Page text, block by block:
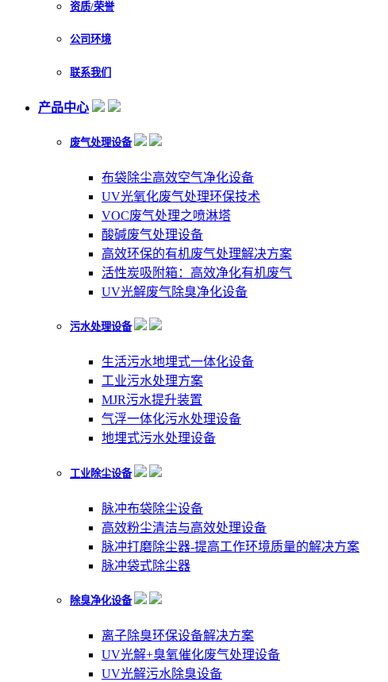
资质/荣誉
公司环境
联系我们
产品中心
废气处理设备
布袋除尘高效空气净化设备
UV光氧化废气处理环保技术
VOC废气处理之喷淋塔
酸碱废气处理设备
高效环保的有机废气处理解决方案
活性炭吸附箱：高效净化有机废气
UV光解废气除臭净化设备
污水处理设备
生活污水地埋式一体化设备
工业污水处理方案
MJR污水提升装置
气浮一体化污水处理设备
地埋式污水处理设备
工业除尘设备
脉冲布袋除尘设备
高效粉尘清洁与高效处理设备
脉冲打磨除尘器-提高工作环境质量的解决方案
脉冲袋式除尘器
除臭净化设备
离子除臭环保设备解决方案
UV光解+臭氧催化废气处理设备
UV光解污水除臭设备